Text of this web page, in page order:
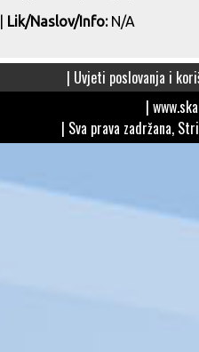
Lik/Naslov/Info:N/A
| Uvjeti poslovanja i
|
| Sva prava zadržana,